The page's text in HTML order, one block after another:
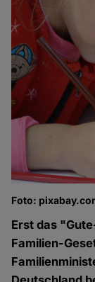
Foto:
Erst das
Familien-